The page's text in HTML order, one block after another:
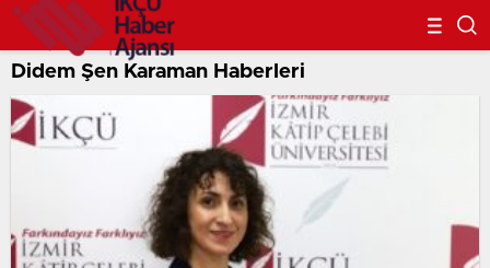
Didem Şen Karaman Haberleri